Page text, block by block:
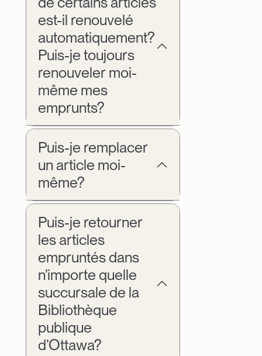
est-il renouvelé
automatiquement?
Puis-je toujours
renouveler moi-
même mes
emprunts?
Puis-je remplacer
un article moi-
même?
Puis-je retourner
les articles
empruntés dans
n’importe quelle
succursale de la
Bibliothèque
publique
d’Ottawa?